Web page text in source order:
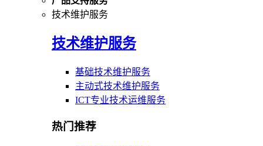
技术维护服务
技术维护服务
基础技术维护服务
主动式技术维护服务
ICT专业技术运维服务
热门推荐